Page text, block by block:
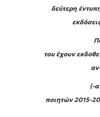
δεύτερη
του έχουν
(-
ποιητών 2015-